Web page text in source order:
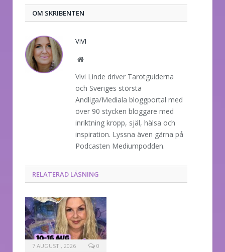
OM SKRIBENTEN
VIVI
Website
Vivi Linde driver Tarotguiderna
och Sveriges största
Andliga/Mediala bloggportal med
över 90 stycken bloggare med
inriktning kropp, själ, hälsa och
inspiration. Lyssna även gärna på
Podcasten Mediumpodden.
RELATERAD LÄSNING
7 AUGUSTI, 2026 0